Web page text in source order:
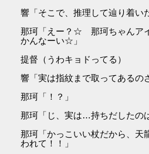
響「そこで、推理して辿り着い
那珂「えー？☆ 那珂ちゃんア
かんなーい☆」
提督（うわキョドってる）
響「実は指紋まで取ってあるの
那珂「！？」
那珂「じ、実は…持ちだしたの
那珂「かっこいい杖だから、天
われて！！」